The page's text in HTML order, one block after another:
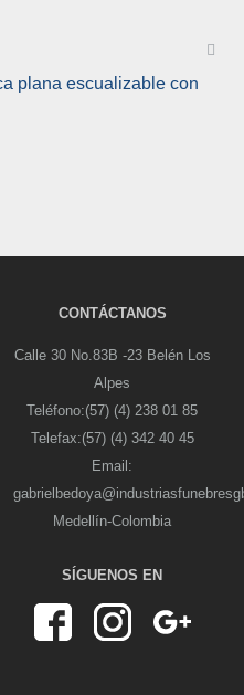
plana escualizable con
CONTÁCTANOS
Calle 30 No.83B -23 Belén Los
Alpes
Teléfono:(57) (4) 238 01 85
Telefax:(57) (4) 342 40 45
Email:
Medellín-Colombia
SÍGUENOS EN